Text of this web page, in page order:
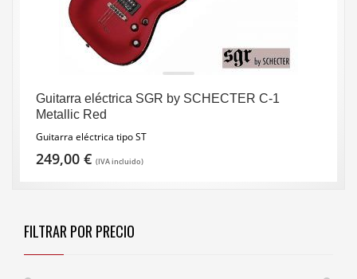
Guitarra eléctrica SGR by SCHECTER C-1
Metallic Red
Guitarra eléctrica tipo ST
249,00 € (IVA incluido)
FILTRAR POR PRECIO